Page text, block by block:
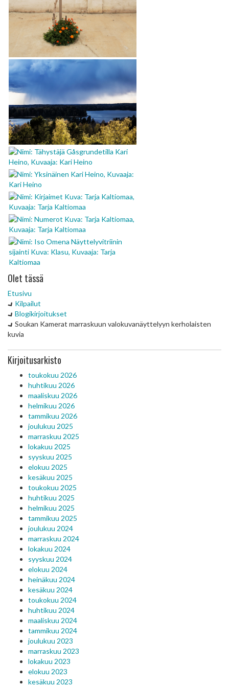
Olet tässä
Etusivu
Kilpailut
Blogikirjoitukset
Soukan Kamerat marraskuun valokuvanäyttelyyn kerholaisten
kuvia
Kirjoitusarkisto
toukokuu 2026
huhtikuu 2026
maaliskuu 2026
helmikuu 2026
tammikuu 2026
joulukuu 2025
marraskuu 2025
lokakuu 2025
syyskuu 2025
elokuu 2025
kesäkuu 2025
toukokuu 2025
huhtikuu 2025
helmikuu 2025
tammikuu 2025
joulukuu 2024
marraskuu 2024
lokakuu 2024
syyskuu 2024
elokuu 2024
heinäkuu 2024
kesäkuu 2024
toukokuu 2024
huhtikuu 2024
maaliskuu 2024
tammikuu 2024
joulukuu 2023
marraskuu 2023
lokakuu 2023
elokuu 2023
kesäkuu 2023